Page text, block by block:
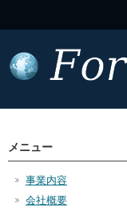
メニュー
事業内容
会社概要